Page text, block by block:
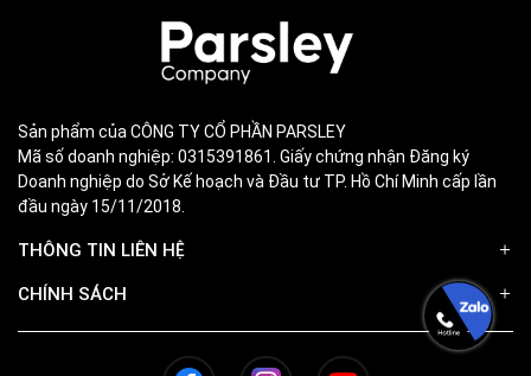
Sản phẩm của CÔNG TY CỔ PHẦN PARSLEY
Mã số doanh nghiệp: 0315391861. Giấy chứng nhận Đăng ký
Doanh nghiệp do Sở Kế hoạch và Đầu tư TP. Hồ Chí Minh cấp lần
đầu ngày 15/11/2018.
THÔNG TIN LIÊN HỆ
CHÍNH SÁCH